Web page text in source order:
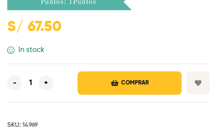
Puntos: 1Puntos
S/ 67.50
In stock
- + COMPRAR
SKU: 14969